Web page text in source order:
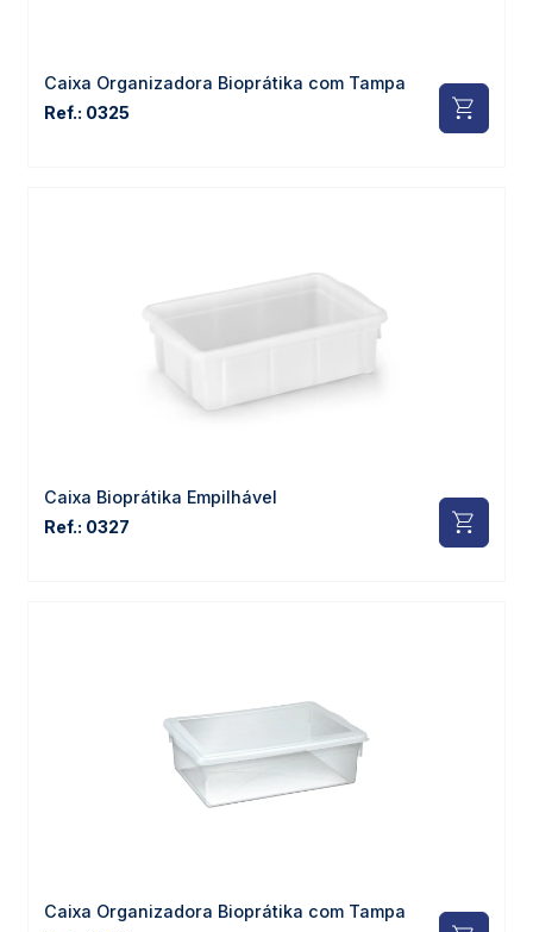
Caixa Organizadora Bioprátika com Tampa
Ref.: 0325
Caixa Bioprátika Empilhável
Ref.: 0327
Caixa Organizadora Bioprátika com Tampa